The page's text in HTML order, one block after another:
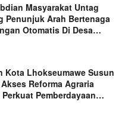
Masyarakat Untag
Penunjuk Arah Bertenaga
Otomatis Di Desa
Sidayu, Kabupaten
Kota Lhokseumawe Susun
Reforma Agraria
Pemberdayaan